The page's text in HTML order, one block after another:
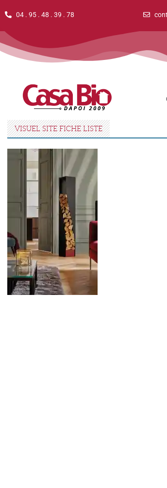
04 . 95 . 48 . 39 . 78
VISUEL SITE FICHE LISTE